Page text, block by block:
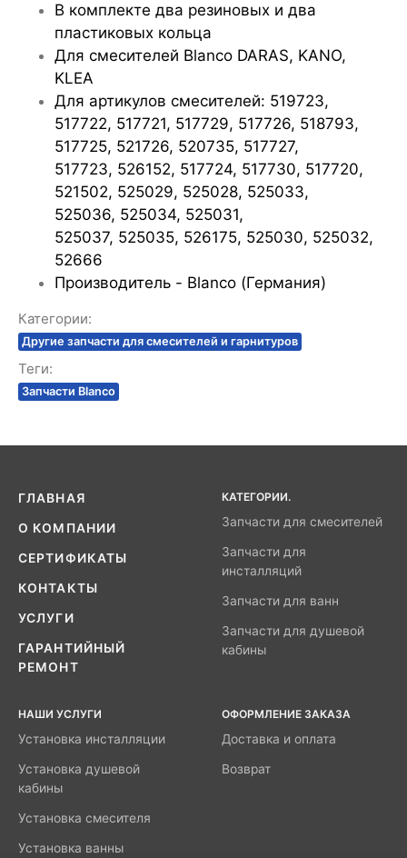
В комплекте два резиновых и два
пластиковых кольца
Для смесителей Blanco DARAS, KANO,
KLEA
Для артикулов смесителей: 519723,
517722, 517721, 517729, 517726, 518793,
517725, 521726, 520735, 517727,
517723, 526152, 517724, 517730, 517720,
521502, 525029, 525028, 525033,
525036, 525034, 525031,
525037, 525035, 526175, 525030, 525032,
52666
Производитель - Blanco (Германия)
Категории:
Другие запчасти для смесителей и гарнитуров
Теги:
Запчасти Blanco
ГЛАВНАЯ
О КОМПАНИИ
СЕРТИФИКАТЫ
КОНТАКТЫ
УСЛУГИ
ГАРАНТИЙНЫЙ
РЕМОНТ
КАТЕГОРИИ.
Запчасти для смесителей
Запчасти для
инсталляций
Запчасти для ванн
Запчасти для душевой
кабины
НАШИ УСЛУГИ
Установка инсталляции
Установка душевой
кабины
Установка смесителя
Установка ванны
ОФОРМЛЕНИЕ ЗАКАЗА
Доставка и оплата
Возврат